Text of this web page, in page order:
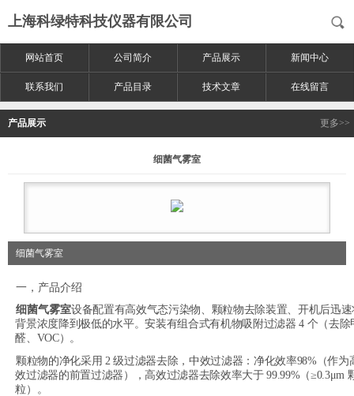
上海科绿特科技仪器有限公司
网站首页 公司简介 产品展示 新闻中心
联系我们 产品目录 技术文章 在线留言
产品展示 更多>>
细菌气雾室
细菌气雾室
一，产品介绍
细菌气雾室设备配置有高效气态污染物、颗粒物去除装置、开机后迅速
背景浓度降到极低的水平。安装有组合式有机物吸附过滤器 4 个（去除
醛、VOC）。
颗粒物的净化采用 2 级过滤器去除，中效过滤器：净化效率98%（作为
效过滤器的前置过滤器），高效过滤器去除效率大于 99.99%（≥0.3μm
粒）。